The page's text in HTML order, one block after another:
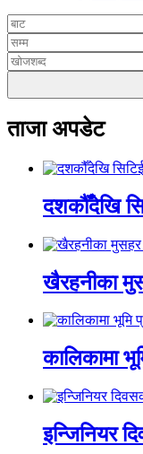
ताजा अपडेट
दशकौँदेखि
खैरहनीका
कालिकामा
इन्जिनियर